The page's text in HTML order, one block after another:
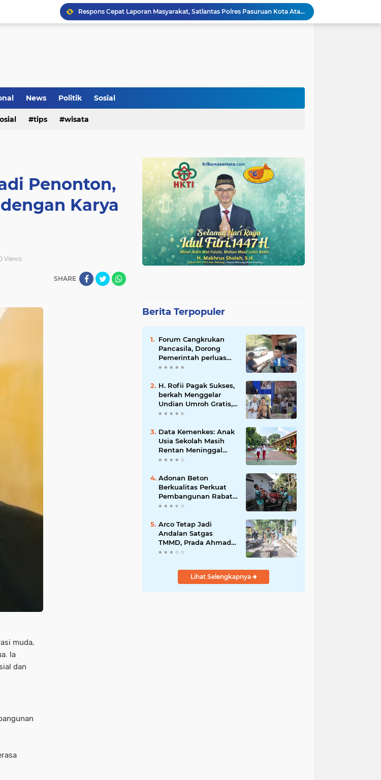
Respons Cepat Laporan Masyarakat, Satlantas Polres Pasuruan Kota Atasi Kemacetan di Exit Tol Sutojayan
Personel Satgas TMMD 129 Kodim 0904/Paser Ciptakan Lingkungan Bersih
Klinik Pengobatan Vitalitas Purwakarta H.Abdulazis Atasi Impoten
Tradisi Penyambutan Kapolres Baru di Polres Yahukimo
News Politik Sosial
tips wisata
Penonton,
Karya
Views
SHARE
muda,
Ia
dan
Berita Terpopuler
Forum Cangkrukan
Pancasila, Dorong
Pemerintah perluas
intensif Perpajakan
UMKM.
H. Rofii Pagak Sukses,
berkah Menggelar
Undian Umroh Gratis,
Wujud Kepedulian
Data Kemenkes: Anak
Usia Sekolah Masih
Rentan Meninggal
Akibat DBD
Adonan Beton
Berkualitas Perkuat
Pembangunan Rabat
Jalan TMMD ke-129 di
Arco Tetap Jadi
Andalan Satgas
TMMD, Prada Ahmad
Afandi Percepat
Pengecoran
Lihat Selengkapnya